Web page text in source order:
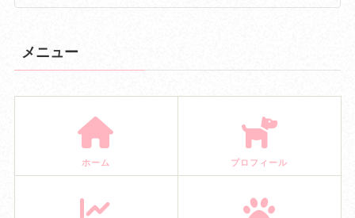
メニュー
ホーム プロフィール